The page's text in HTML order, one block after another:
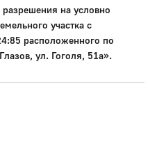
разрешения на условно
участка с
расположенного по
ул. Гоголя, 51а».